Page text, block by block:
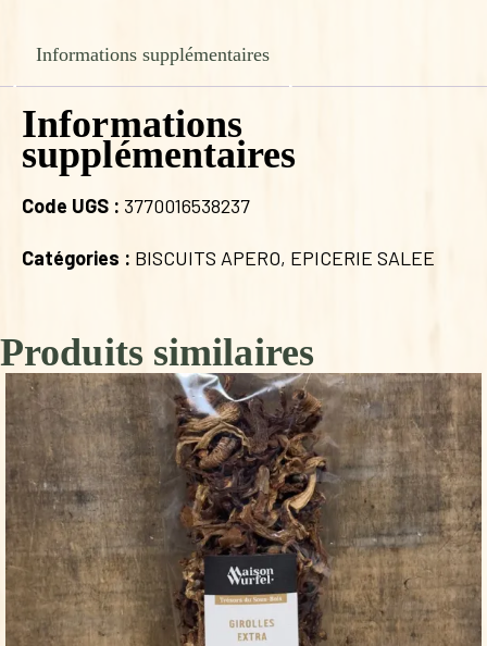
SACHETInformations supplémentaires
Informations
supplémentaires
Code UGS : 3770016538237
Catégories : BISCUITS APERO, EPICERIE SALEE
Produits similaires